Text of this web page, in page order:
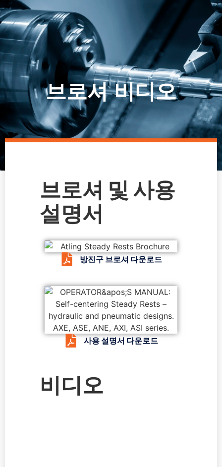
브로셔 비디오
브로셔 및 사용
설명서
방진구 브로셔 다운로드
사용 설명서 다운로드
비디오